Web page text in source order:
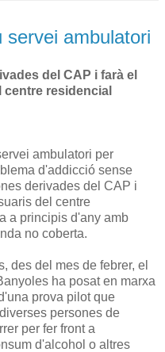
servei ambulatori
del CAP i farà el
residencial
ambulatori per
d'addicció sense
derivades del CAP i
del centre
a principis d'any amb
no coberta.
des del mes de febrer, el
ha posat en marxa
prova pilot que
persones de
per fer front a
d'alcohol o altres